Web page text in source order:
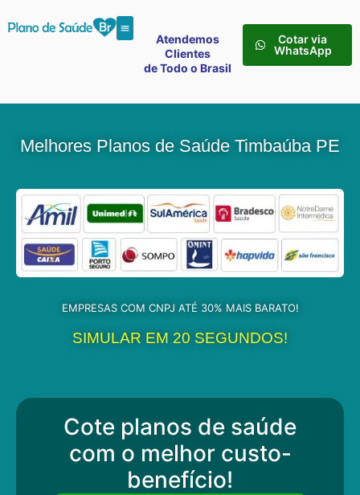
Atendemos
Clientes
de Todo o Brasil
Cotar via
WhatsApp
Melhores Planos de Saúde Timbaúba PE
EMPRESAS COM CNPJ ATÉ 30% MAIS BARATO!
SIMULAR EM 20 SEGUNDOS!
Cote planos de saúde
com o melhor custo-
benefício!